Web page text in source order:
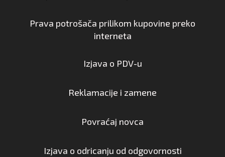
Prava potrošača prilikom kupovine preko
interneta
Izjava o PDV-u
Reklamacije i zamene
Povraćaj novca
Izjava o odricanju od odgovornosti